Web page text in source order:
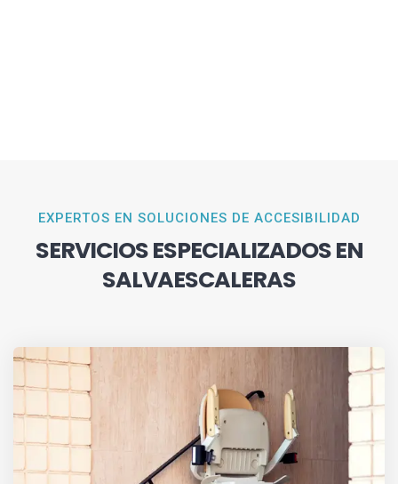
EXPERTOS EN SOLUCIONES DE ACCESIBILIDAD
SERVICIOS ESPECIALIZADOS EN
SALVAESCALERAS